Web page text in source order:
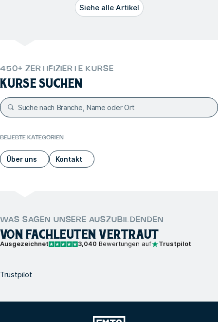
Siehe alle Artikel
450+ ZERTIFIZIERTE KURSE
KURSE SUCHEN
BELIEBTE KATEGORIEN
Über uns Kontakt
WAS SAGEN UNSERE AUSZUBILDENDEN
VON FACHLEUTEN VERTRAUT
Ausgezeichnet 3,040 Bewertungen auf Trustpilot
Trustpilot